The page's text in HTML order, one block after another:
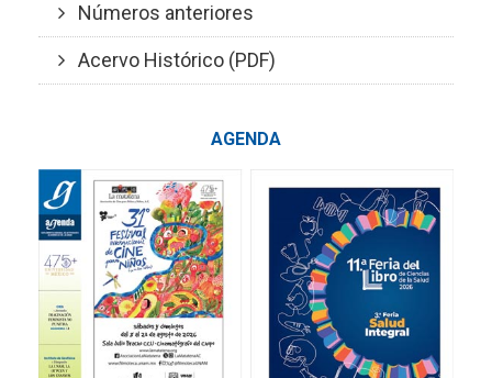
Números anteriores
Acervo Histórico (PDF)
AGENDA